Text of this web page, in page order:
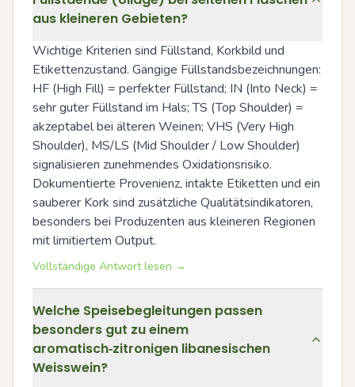
aus kleineren Gebieten?
Wichtige Kriterien sind Füllstand, Korkbild und
Etikettenzustand. Gängige Füllstandsbezeichnungen:
HF (High Fill) = perfekter Füllstand; IN (Into Neck) =
sehr guter Füllstand im Hals; TS (Top Shoulder) =
akzeptabel bei älteren Weinen; VHS (Very High
Shoulder), MS/LS (Mid Shoulder / Low Shoulder)
signalisieren zunehmendes Oxidationsrisiko.
Dokumentierte Provenienz, intakte Etiketten und ein
sauberer Kork sind zusätzliche Qualitätsindikatoren,
besonders bei Produzenten aus kleineren Regionen
mit limitiertem Output.
Vollständige Antwort lesen →
Welche Speisebegleitungen passen
besonders gut zu einem
aromatisch‑zitronigen libanesischen
Weisswein?